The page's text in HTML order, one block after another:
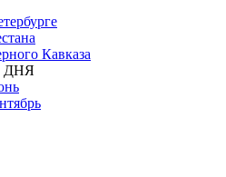
Кавказа
ДНЯ